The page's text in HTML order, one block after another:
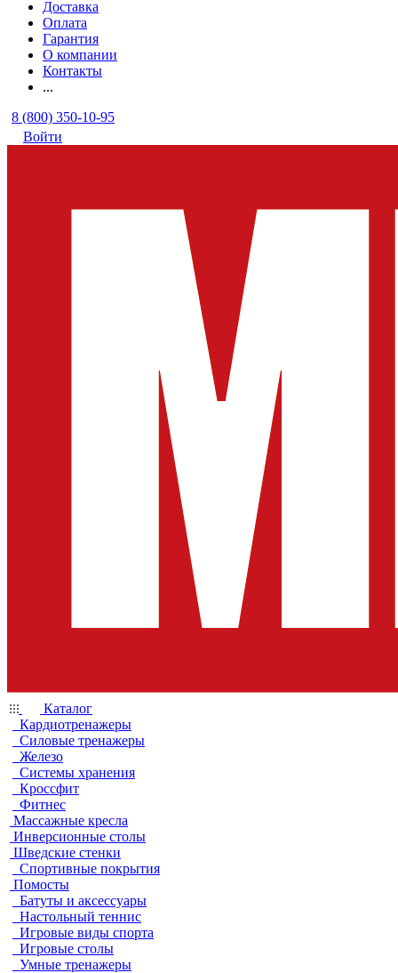
Доставка
Оплата
Гарантия
О компании
Контакты
...
8 (800) 350-10-95
Войти
Каталог
Кардиотренажеры
Силовые тренажеры
Железо
Системы хранения
Кроссфит
Фитнес
Массажные кресла
Инверсионные столы
Шведские стенки
Спортивные покрытия
Помосты
Батуты и аксессуары
Настольный теннис
Игровые виды спорта
Игровые столы
Умные тренажеры